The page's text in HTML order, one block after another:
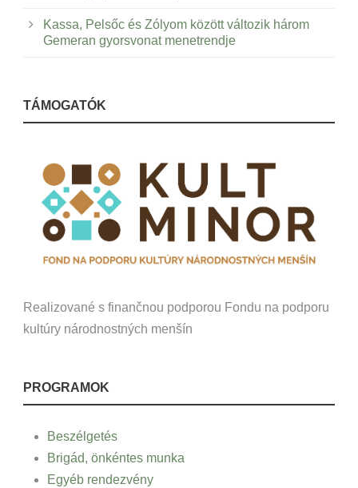
Kassa, Pelsőc és Zólyom között változik három
Gemeran gyorsvonat menetrendje
TÁMOGATÓK
Realizované s finančnou podporou Fondu na podporu
kultúry národnostných menšín
PROGRAMOK
Beszélgetés
Brigád, önkéntes munka
Egyéb rendezvény